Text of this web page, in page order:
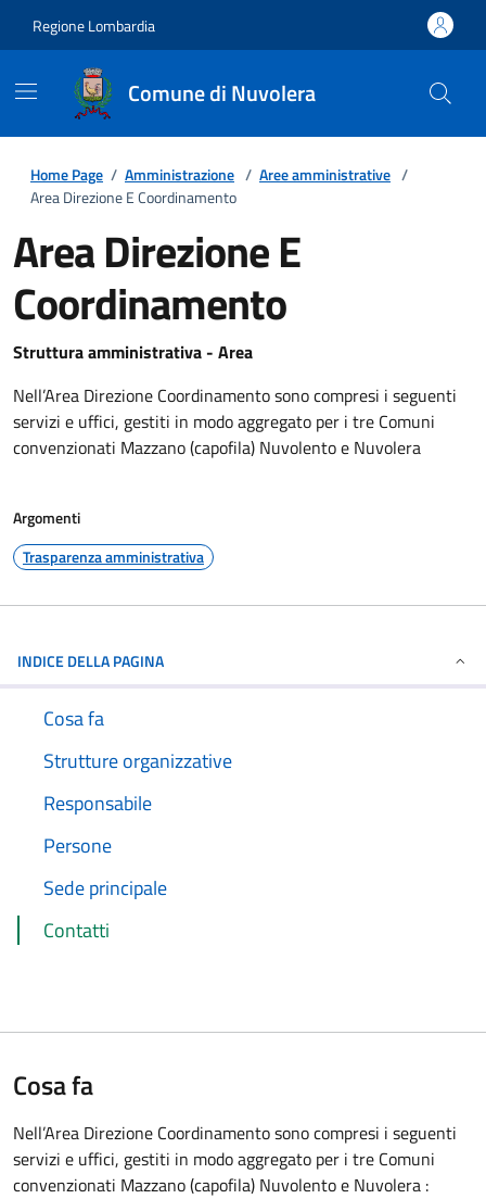
Regione Lombardia
Comune di Nuvolera
Home Page / Amministrazione / Aree amministrative /
Area Direzione E Coordinamento
Area Direzione E
Coordinamento
Struttura amministrativa - Area
Nell’Area Direzione Coordinamento sono compresi i seguenti
servizi e uffici, gestiti in modo aggregato per i tre Comuni
convenzionati Mazzano (capofila) Nuvolento e Nuvolera
Argomenti
Trasparenza amministrativa
INDICE DELLA PAGINA
Cosa fa
Strutture organizzative
Responsabile
Persone
Sede principale
Contatti
Cosa fa
Nell’Area Direzione Coordinamento sono compresi i seguenti
servizi e uffici, gestiti in modo aggregato per i tre Comuni
convenzionati Mazzano (capofila) Nuvolento e Nuvolera :